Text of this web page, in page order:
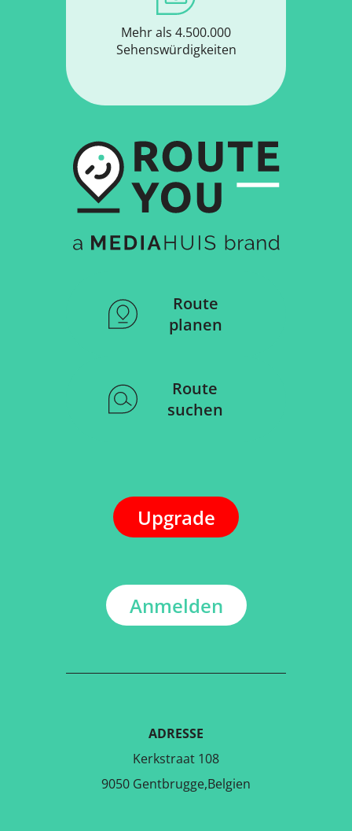
Mehr als 4.500.000
Sehenswürdigkeiten
Route
planen
Route
suchen
Upgrade
Anmelden
ADRESSE
Kerkstraat 108
9050 Gentbrugge,Belgien